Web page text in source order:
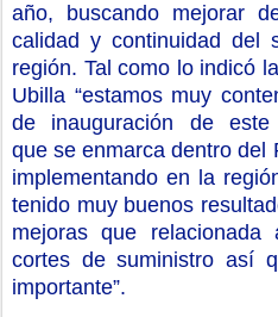
año, buscando mejorar
calidad y continuidad del
región. Tal como lo indicó
Ubilla “estamos muy
de inauguración de
quese enmarca dentro del
implementando en la
tenido muy buenos
mejoras que
cortes de suministro así
importante”.